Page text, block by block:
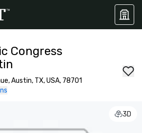
Congress
Austin, TX, USA, 78701
3D